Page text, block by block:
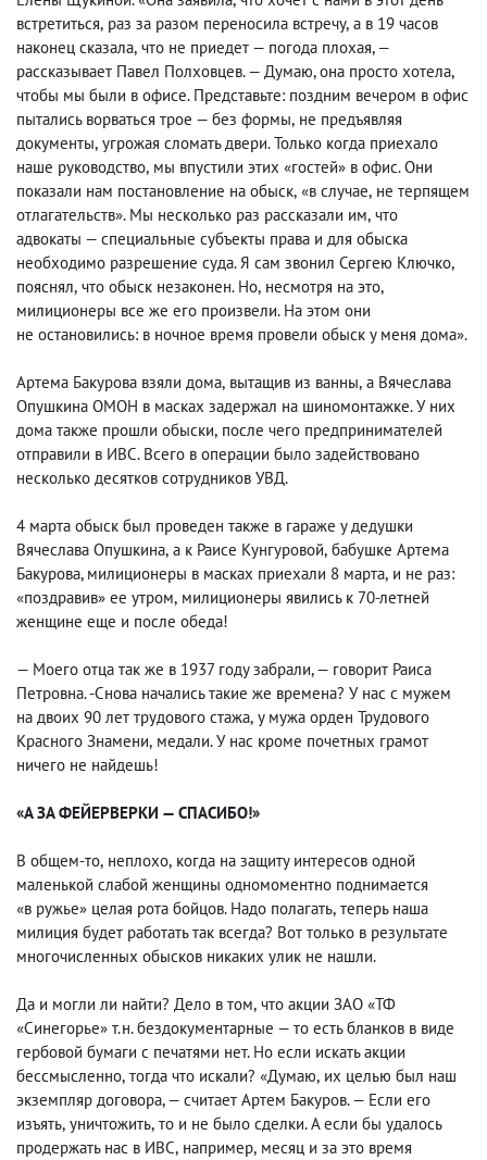
встретиться, раз за разом переносила встречу, а в 19 часов
наконец сказала, что не приедет — погода плохая, —
рассказывает Павел Полховцев. — Думаю, она просто хотела,
чтобы мы были в офисе. Представьте: поздним вечером в офис
пытались ворваться трое — без формы, не предъявляя
документы, угрожая сломать двери. Только когда приехало
наше руководство, мы впустили этих «гостей» в офис. Они
показали нам постановление на обыск, «в случае, не терпящем
отлагательств». Мы несколько раз рассказали им, что
адвокаты — специальные субъекты права и для обыска
необходимо разрешение суда. Я сам звонил Сергею Ключко,
пояснял, что обыск незаконен. Но, несмотря на это,
милиционеры все же его произвели. На этом они
не остановились: в ночное время провели обыск у меня дома».
Артема Бакурова взяли дома, вытащив из ванны, а Вячеслава
Опушкина ОМОН в масках задержал на шиномонтажке. У них
дома также прошли обыски, после чего предпринимателей
отправили в ИВС. Всего в операции было задействовано
несколько десятков сотрудников УВД.
4 марта обыск был проведен также в гараже у дедушки
Вячеслава Опушкина, а к Раисе Кунгуровой, бабушке Артема
Бакурова, милиционеры в масках приехали 8 марта, и не раз:
«поздравив» ее утром, милиционеры явились к 70-летней
женщине еще и после обеда!
— Моего отца так же в 1937 году забрали, — говорит Раиса
Петровна. -Снова начались такие же времена? У нас с мужем
на двоих 90 лет трудового стажа, у мужа орден Трудового
Красного Знамени, медали. У нас кроме почетных грамот
ничего не найдешь!
«А ЗА ФЕЙЕРВЕРКИ — СПАСИБО!»
В общем-то, неплохо, когда на защиту интересов одной
маленькой слабой женщины одномоментно поднимается
«в ружье» целая рота бойцов. Надо полагать, теперь наша
милиция будет работать так всегда? Вот только в результате
многочисленных обысков никаких улик не нашли.
Да и могли ли найти? Дело в том, что акции ЗАО «ТФ
«Синегорье» т.н. бездокументарные — то есть бланков в виде
гербовой бумаги с печатями нет. Но если искать акции
бессмысленно, тогда что искали? «Думаю, их целью был наш
экземпляр договора, — считает Артем Бакуров. — Если его
изъять, уничтожить, то и не было сделки. А если бы удалось
продержать нас в ИВС, например, месяц и за это время